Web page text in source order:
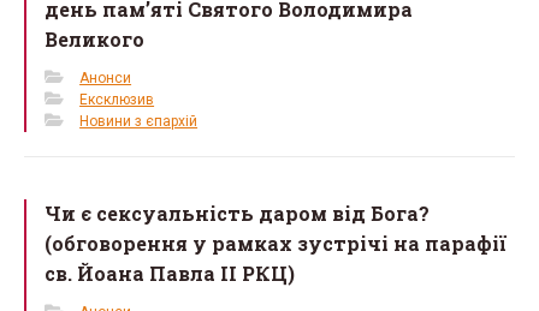
день пам’яті Святого Володимира
Великого
Анонси
Ексклюзив
Новини з єпархій
Чи є сексуальність даром від Бога?
(обговорення у рамках зустрічі на парафії
св. Йоана Павла II РКЦ)